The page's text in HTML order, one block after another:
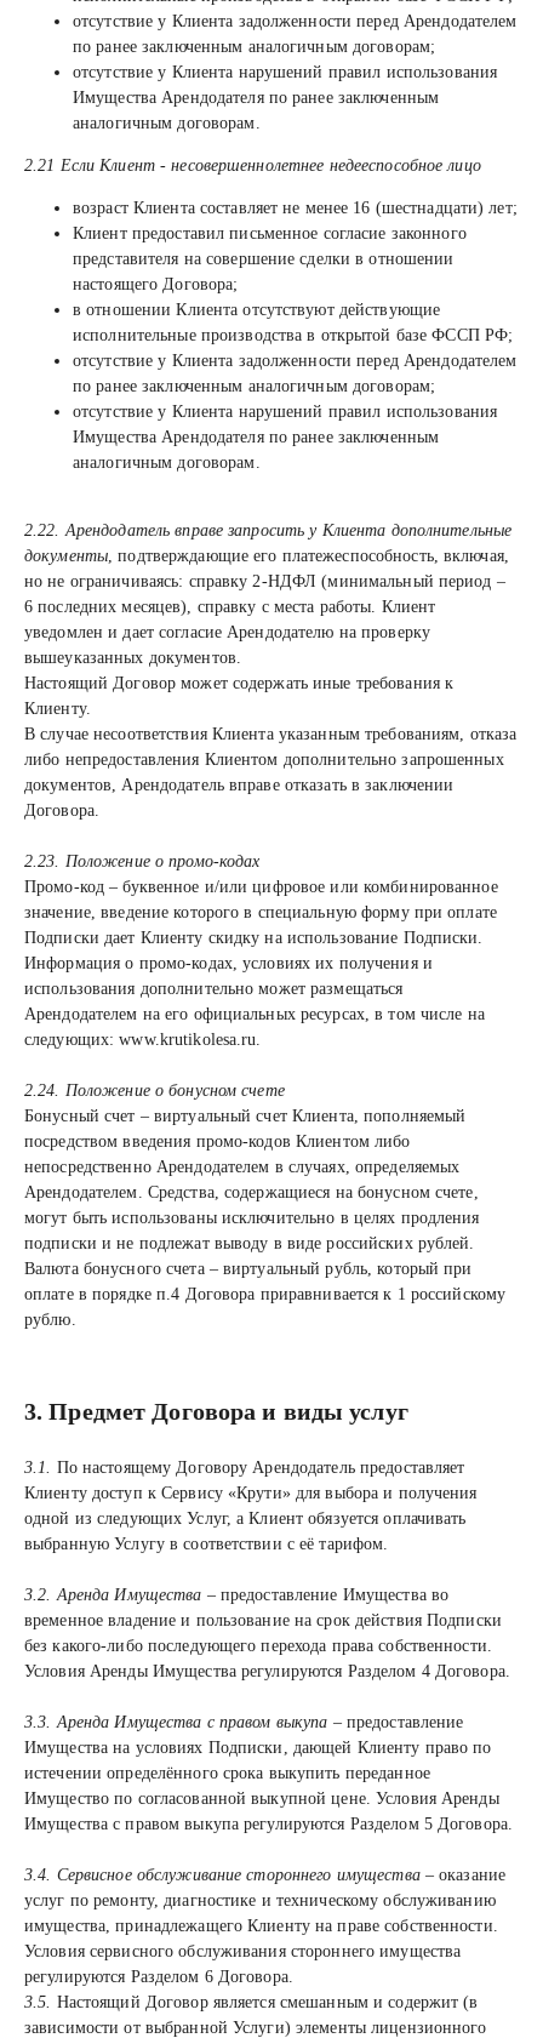
отсутствие у Клиента задолженности перед Арендодателем
по ранее заключенным аналогичным договорам;
отсутствие у Клиента нарушений правил использования
Имущества Арендодателя по ранее заключенным
аналогичным договорам.
2.21 Если Клиент - несовершеннолетнее недееспособное лицо
возраст Клиента составляет не менее 16 (шестнадцати) лет;
Клиент предоставил письменное согласие законного
представителя на совершение сделки в отношении
настоящего Договора;
в отношении Клиента отсутствуют действующие
исполнительные производства в открытой базе ФССП РФ;
отсутствие у Клиента задолженности перед Арендодателем
по ранее заключенным аналогичным договорам;
отсутствие у Клиента нарушений правил использования
Имущества Арендодателя по ранее заключенным
аналогичным договорам.
2.22. Арендодатель вправе запросить у Клиента дополнительные
документы, подтверждающие его платежеспособность, включая,
но не ограничиваясь: справку 2-НДФЛ (минимальный период –
6 последних месяцев), справку с места работы. Клиент
уведомлен и дает согласие Арендодателю на проверку
вышеуказанных документов.
Настоящий Договор может содержать иные требования к
Клиенту.
В случае несоответствия Клиента указанным требованиям, отказа
либо непредоставления Клиентом дополнительно запрошенных
документов, Арендодатель вправе отказать в заключении
Договора.
2.23. Положение о промо-кодах
Промо-код – буквенное и/или цифровое или комбинированное
значение, введение которого в специальную форму при оплате
Подписки дает Клиенту скидку на использование Подписки.
Информация о промо-кодах, условиях их получения и
использования дополнительно может размещаться
Арендодателем на его официальных ресурсах, в том числе на
следующих: www.krutikolesa.ru.
2.24. Положение о бонусном счете
Бонусный счет – виртуальный счет Клиента, пополняемый
посредством введения промо-кодов Клиентом либо
непосредственно Арендодателем в случаях, определяемых
Арендодателем. Средства, содержащиеся на бонусном счете,
могут быть использованы исключительно в целях продления
подписки и не подлежат выводу в виде российских рублей.
Валюта бонусного счета – виртуальный рубль, который при
оплате в порядке п.4 Договора приравнивается к 1 российскому
рублю.
3. Предмет Договора и виды услуг
3.1. По настоящему Договору Арендодатель предоставляет
Клиенту доступ к Сервису «Крути» для выбора и получения
одной из следующих Услуг, а Клиент обязуется оплачивать
выбранную Услугу в соответствии с её тарифом.
3.2. Аренда Имущества – предоставление Имущества во
временное владение и пользование на срок действия Подписки
без какого-либо последующего перехода права собственности.
Условия Аренды Имущества регулируются Разделом 4 Договора.
3.3. Аренда Имущества с правом выкупа – предоставление
Имущества на условиях Подписки, дающей Клиенту право по
истечении определённого срока выкупить переданное
Имущество по согласованной выкупной цене. Условия Аренды
Имущества с правом выкупа регулируются Разделом 5 Договора.
3.4. Сервисное обслуживание стороннего имущества– оказание
услуг по ремонту, диагностике и техническому обслуживанию
имущества, принадлежащего Клиенту на праве собственности.
Условия сервисного обслуживания стороннего имущества
регулируются Разделом 6 Договора.
3.5. Настоящий Договор является смешанным и содержит (в
зависимости от выбранной Услуги) элементы лицензионного